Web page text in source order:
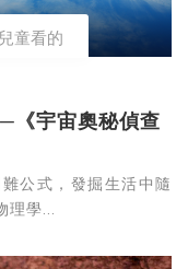
童看的
《宇宙奧秘偵查
公式，發掘生活中隨
理學...